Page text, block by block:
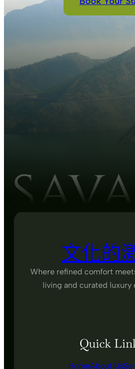
文化的
Where refined comfort
living and curated luxury
Quick
HomeAbout Us